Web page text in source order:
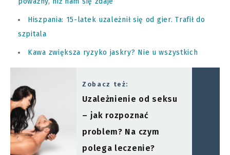
Hiszpania: 15-latek uzależnił się od gier. Trafił do
szpitala
Kawa zwiększa ryzyko jaskry? Nie u wszystkich
Zobacz też:
Uzależnienie od seksu
– jak rozpoznać
problem? Na czym
polega leczenie?